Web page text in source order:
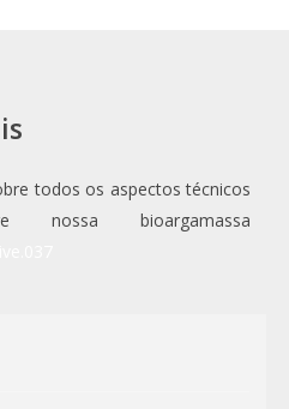
todos os aspectos técnicos
nossa bioargamassa